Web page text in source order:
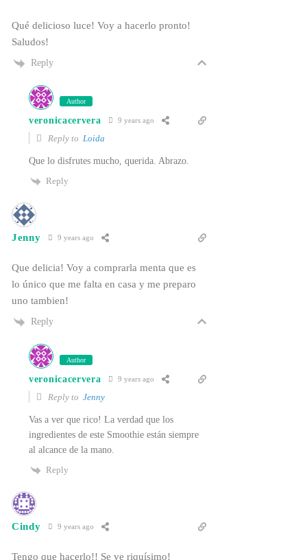
Qué delicioso luce! Voy a hacerlo pronto!
Saludos!
Reply
Author
veronicacervera 9 years ago
Reply to Loida
Que lo disfrutes mucho, querida. Abrazo.
Reply
Jenny 9 years ago
Que delicia! Voy a comprarla menta que es
lo único que me falta en casa y me preparo
uno tambien!
Reply
Author
veronicacervera 9 years ago
Reply toJenny
Vas a ver que rico! La verdad que los
ingredientes de este Smoothie están siempre
al alcance de la mano.
Reply
Cindy 9 years ago
Tengo que hacerlo!! Se ve riquísimo!